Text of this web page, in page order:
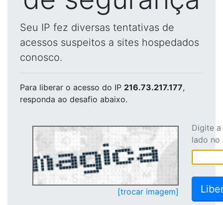
Seu IP fez diversas tentativas de
acessos suspeitos a sites hospedados
conosco.
Para liberar o acesso do IP 216.73.217.177,
responda ao desafio abaixo.
[trocar imagem]
Digite
lado no